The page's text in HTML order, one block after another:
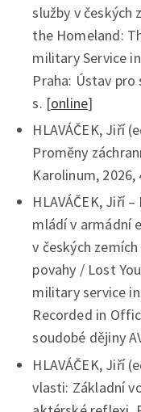
služby v českých
the Homeland:
military Service
Praha: Ústav pro
s. [online]
HLAVÁČEK, Jiří
Proměny
Karolinum, 2026,
HLAVÁČEK, Jiří
mládí v armádní
v českých
povahy / Lost
military service
Recorded in
soudobé dějiny
HLAVÁČEK, Jiří
vlasti: Základní